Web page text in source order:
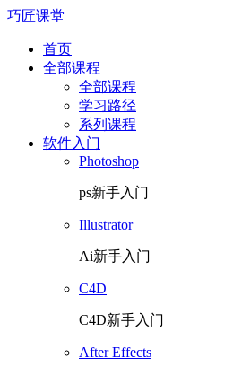
巧匠课堂
首页
全部课程
全部课程
学习路径
系列课程
软件入门
Photoshop
ps新手入门
Illustrator
Ai新手入门
C4D
C4D新手入门
After Effects